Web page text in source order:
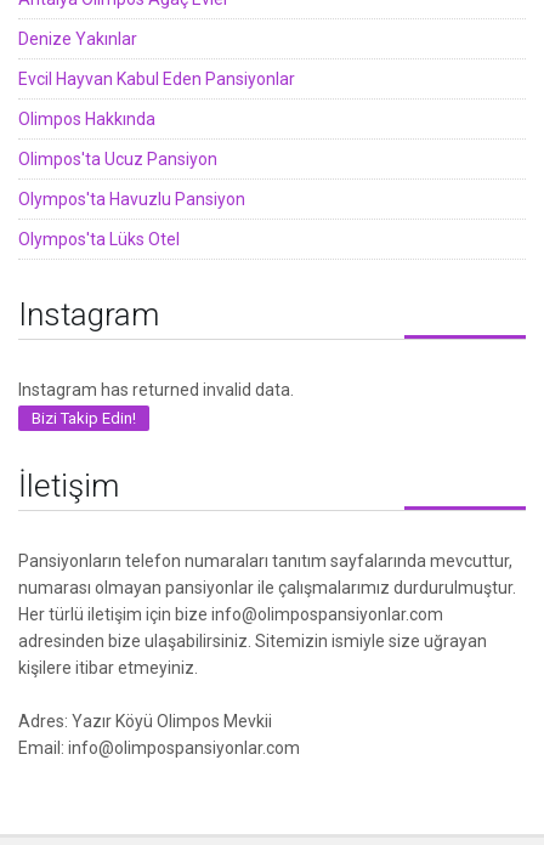
Denize Yakınlar
Evcil Hayvan Kabul Eden Pansiyonlar
Olimpos Hakkında
Olimpos'ta Ucuz Pansiyon
Olympos'ta Havuzlu Pansiyon
Olympos'ta Lüks Otel
Instagram
Instagram has returned invalid data.
Bizi Takip Edin!
İletişim
Pansiyonların telefon numaraları tanıtım sayfalarında mevcuttur,
numarası olmayan pansiyonlar ile çalışmalarımız durdurulmuştur.
Her türlü iletişim için bize info@olimpospansiyonlar.com
adresinden bize ulaşabilirsiniz. Sitemizin ismiyle size uğrayan
kişilere itibar etmeyiniz.
Adres: Yazır Köyü Olimpos Mevkii
Email: info@olimpospansiyonlar.com